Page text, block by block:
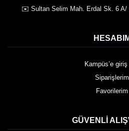
✉️ Sultan Selim Mah. Erdal Sk. 6 A/
Kampüs’e
Siparişlerim
Favorilerim
GÜVENLI